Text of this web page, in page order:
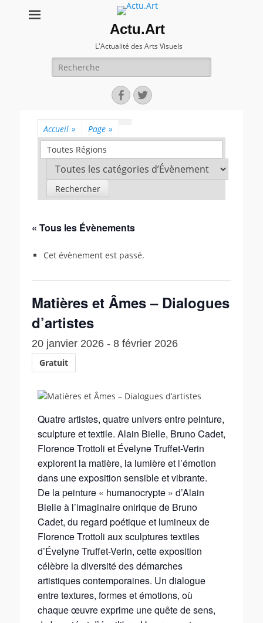
Actu.Art
L'Actualité des Arts Visuels
Recherche
pour:
Facebook
Twitter
Accueil » Page »
Toutes Régions
« Tous les Évènements
Cet évènement est passé.
Matières et Âmes – Dialogues
d’artistes
20 janvier 2026 - 8 février 2026
Gratuit
Quatre artistes, quatre univers entre peinture,
sculpture et textile. Alain Bielle, Bruno Cadet,
Florence Trottoli et Évelyne Truffet-Verin
explorent la matière, la lumière et l’émotion
dans une exposition sensible et vibrante.
De la peinture « humanocrypte » d’Alain
Bielle à l’imaginaire onirique de Bruno
Cadet, du regard poétique et lumineux de
Florence Trottoli aux sculptures textiles
d’Évelyne Truffet-Verin, cette exposition
célèbre la diversité des démarches
artistiques contemporaines. Un dialogue
entre textures, formes et émotions, où
chaque œuvre exprime une quête de sens,